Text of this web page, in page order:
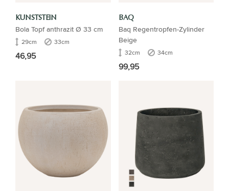
KUNSTSTEIN
Bola Topf anthrazit Ø 33 cm
29cm 33cm
46,95
BAQ
Baq Regentropfen-Zylinder
Beige
32cm 34cm
99,95